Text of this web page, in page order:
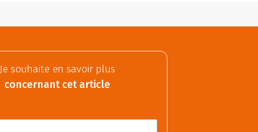
Je souhaite en savoir plus
concernant cet article